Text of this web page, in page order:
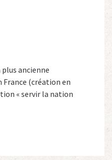
plus ancienne
(création en
« servir la nation
cet objectif,
des liens amicaux
de faire vivre […]